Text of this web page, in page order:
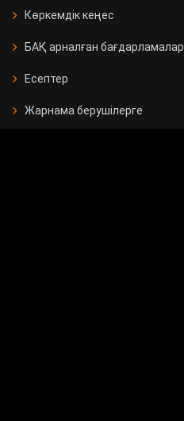
Көркемдік кеңес
БАҚ арналған бағдарламалар
Есептер
Жарнама берушілерге